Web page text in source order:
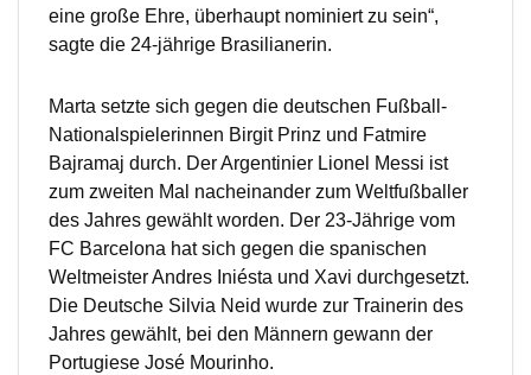
eine große Ehre, überhaupt nominiert zu sein“,
sagte die 24-jährige Brasilianerin.
Marta setzte sich gegen die deutschen Fußball-
Nationalspielerinnen Birgit Prinz und Fatmire
Bajramaj durch. Der Argentinier Lionel Messi ist
zum zweiten Mal nacheinander zum Weltfußballer
des Jahres gewählt worden. Der 23-Jährige vom
FC Barcelona hat sich gegen die spanischen
Weltmeister Andres Iniésta und Xavi durchgesetzt.
Die Deutsche Silvia Neid wurde zur Trainerin des
Jahres gewählt, bei den Männern gewann der
Portugiese José Mourinho.